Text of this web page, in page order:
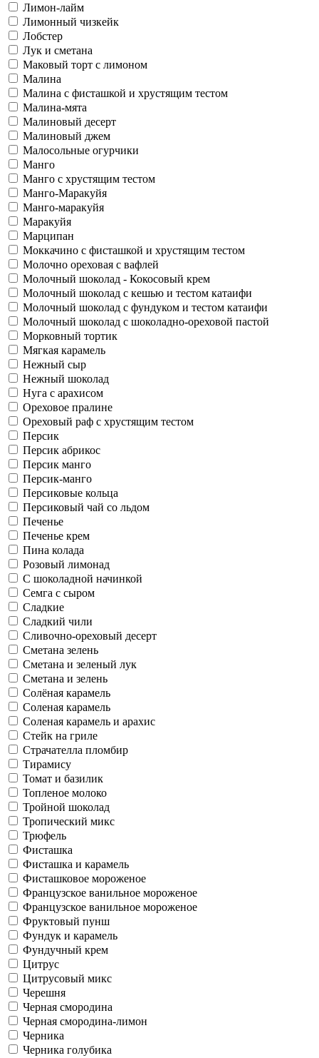
Лимон-лайм
Лимонный чизкейк
Лобстер
Лук и сметана
Маковый торт с лимоном
Малина
Малина с фисташкой и хрустящим тестом
Малина-мята
Малиновый десерт
Малиновый джем
Малосольные огурчики
Манго
Манго с хрустящим тестом
Манго-Маракуйя
Манго-маракуйя
Маракуйя
Марципан
Моккачино с фисташкой и хрустящим тестом
Молочно ореховая с вафлей
Молочный шоколад - Кокосовый крем
Молочный шоколад с кешью и тестом катаифи
Молочный шоколад с фундуком и тестом катаифи
Молочный шоколад с шоколадно-ореховой пастой
Морковный тортик
Мягкая карамель
Нежный сыр
Нежный шоколад
Нуга с арахисом
Ореховое пралине
Ореховый раф с хрустящим тестом
Персик
Персик абрикос
Персик манго
Персик-манго
Персиковые кольца
Персиковый чай со льдом
Печенье
Печенье крем
Пина колада
Розовый лимонад
С шоколадной начинкой
Семга с сыром
Сладкие
Сладкий чили
Сливочно-ореховый десерт
Сметана зелень
Сметана и зеленый лук
Сметана и зелень
Солёная карамель
Соленая карамель
Соленая карамель и арахис
Стейк на гриле
Страчателла пломбир
Тирамису
Томат и базилик
Топленое молоко
Тройной шоколад
Тропический микс
Трюфель
Фисташка
Фисташка и карамель
Фисташковое мороженое
Французское ванильное мороженое
Французское ванильное мороженое
Фруктовый пунш
Фундук и карамель
Фундучный крем
Цитрус
Цитрусовый микс
Черешня
Черная смородина
Черная смородина-лимон
Черника
Черника голубика